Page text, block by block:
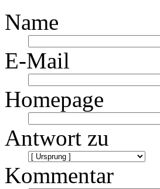
Name
E-Mail
Homepage
Antwort zu
Kommentar